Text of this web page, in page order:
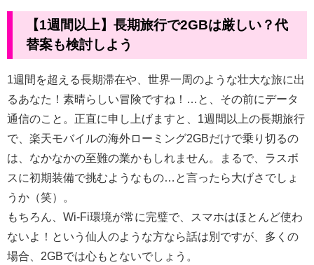
【1週間以上】長期旅行で2GBは厳しい？代
替案も検討しよう
1週間を超える長期滞在や、世界一周のような壮大な旅に出
るあなた！素晴らしい冒険ですね！…と、その前にデータ
通信のこと。正直に申し上げますと、1週間以上の長期旅行
で、楽天モバイルの海外ローミング2GBだけで乗り切るの
は、なかなかの至難の業かもしれません。まるで、ラスボ
スに初期装備で挑むようなもの…と言ったら大げさでしょ
うか（笑）。
もちろん、Wi-Fi環境が常に完璧で、スマホはほとんど使わ
ないよ！という仙人のような方なら話は別ですが、多くの
場合、2GBでは心もとないでしょう。